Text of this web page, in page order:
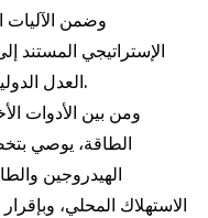
وضمن الآليات
الإستراتيجي المستند
العدل الدولية عام 2025 بشأن الالتزامات المناخية.
ومن بين الأدوات
الهيدروجين
الاستهلاك المحلي،